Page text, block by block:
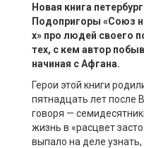
Новая книга
Подопригоры «Союз
х» про людей своего
тех, с кем автор
начиная сАфгана.
Герои этой книги
пятнадцать лет после
говоря —
жизнь в «расцвет
выпало на деле